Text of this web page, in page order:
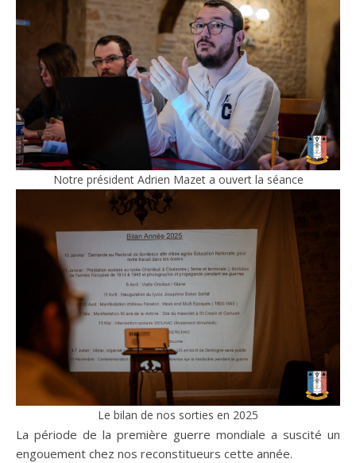
Notre président Adrien Mazet a ouvert la séance
Le bilan de nos sorties en 2025
La période de la première guerre mondiale a suscité un
engouement chez nos reconstitueurs cette année.